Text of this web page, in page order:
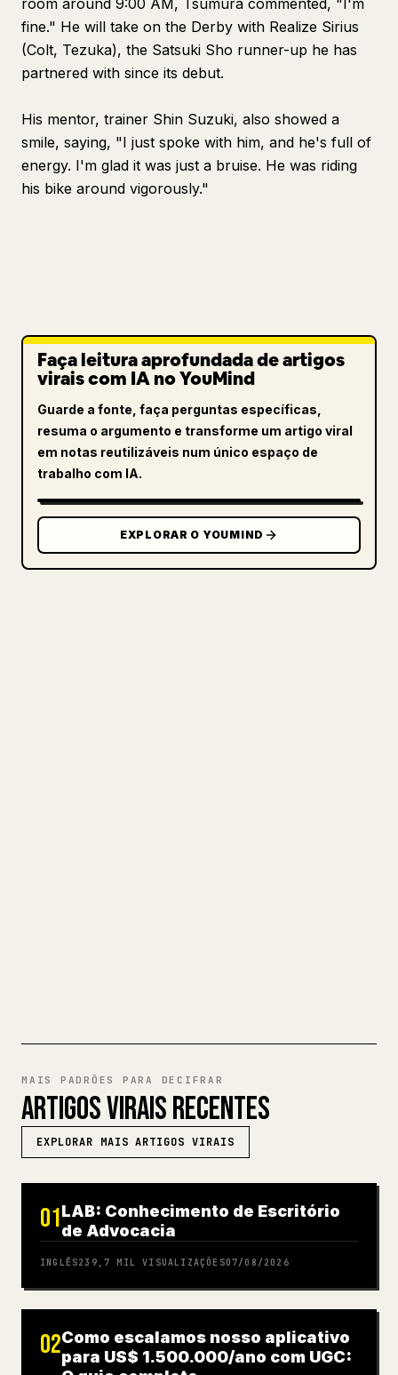
room around 9:00 AM, Tsumura commented, "I'm
fine." He will take on the Derby with Realize Sirius
(Colt, Tezuka), the Satsuki Sho runner-up he has
partnered with since its debut.
His mentor, trainer Shin Suzuki, also showed a
smile, saying, "I just spoke with him, and he's full of
energy. I'm glad it was just a bruise. He was riding
his bike around vigorously."
Faça leitura aprofundada de artigos
virais com IA no YouMind
Guarde a fonte, faça perguntas específicas,
resuma o argumento e transforme um artigo viral
em notas reutilizáveis num único espaço de
trabalho com IA.
EXPLORAR O YOUMIND
MAIS PADRÕES PARA DECIFRAR
ARTIGOS VIRAIS RECENTES
EXPLORAR MAIS ARTIGOS VIRAIS
01LAB: Conhecimento de Escritório
de Advocacia
INGLÊS239,7 MIL VISUALIZAÇÕES07/08/2026
02Como escalamos nosso aplicativo
para US$ 1.500.000/ano com UGC: